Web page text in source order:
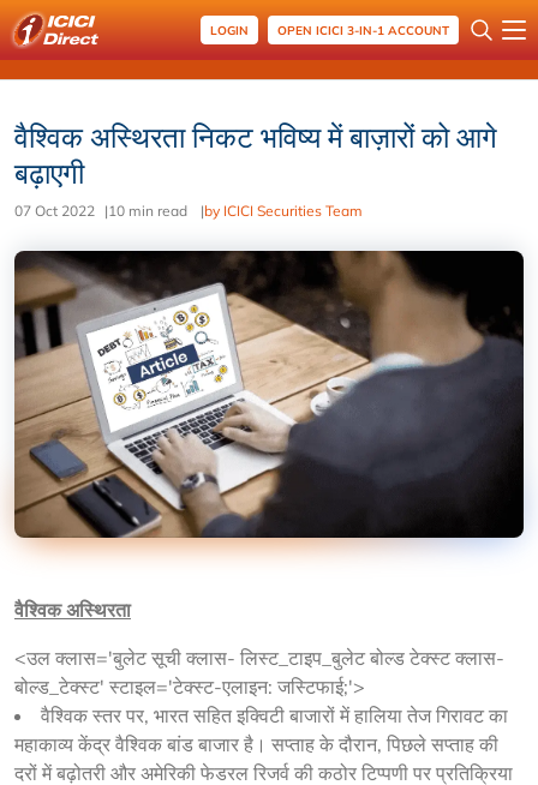
LOGIN OPEN ICICI 3-IN-1 ACCOUNT
वैश्विक अस्थिरता निकट भविष्य में बाज़ारों को आगे
बढ़ाएगी
07 Oct 2022 |10 min read |by ICICI Securities Team
वैश्विक अस्थिरता
<उल क्लास='बुलेट सूची क्लास- लिस्ट_टाइप_बुलेट बोल्ड टेक्स्ट क्लास-
बोल्ड_टेक्स्ट' स्टाइल='टेक्स्ट-एलाइन: जस्टिफाई;'>
वैश्विक स्तर पर, भारत सहित इक्विटी बाजारों में हालिया तेज गिरावट का
महाकाव्य केंद्र वैश्विक बांड बाजार है। सप्ताह के दौरान, पिछले सप्ताह की
दरों में बढ़ोतरी और अमेरिकी फेडरल रिजर्व की कठोर टिप्पणी पर प्रतिक्रिया